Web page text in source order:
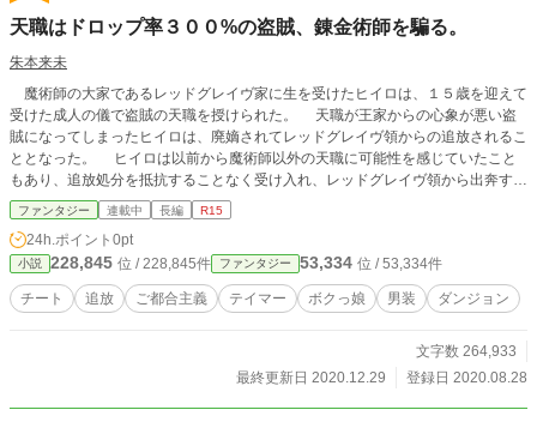
天職はドロップ率３００%の盗賊、錬金術師を騙る。
朱本来未
魔術師の大家であるレッドグレイヴ家に生を受けたヒイロは、１５歳を迎えて
受けた成人の儀で盗賊の天職を授けられた。 天職が王家からの心象が悪い盗
賊になってしまったヒイロは、廃嫡されてレッドグレイヴ領からの追放されるこ
ととなった。 ヒイロは以前から魔術師以外の天職に可能性を感じていたこと
もあり、追放処分を抵抗することなく受け入れ、レッドグレイヴ領から出奔する
のだった。
ファンタジー 連載中 長編 R15
24h.ポイント 0pt
小説 228,845 位 / 228,845件 ファンタジー 53,334 位 / 53,334件
チート 追放 ご都合主義 テイマー ボクっ娘 男装 ダンジョン
文字数 264,933
最終更新日 2020.12.29
登録日 2020.08.28